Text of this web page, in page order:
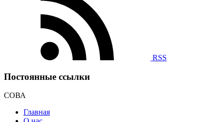
RSS
Постоянные ссылки
СОВА
Главная